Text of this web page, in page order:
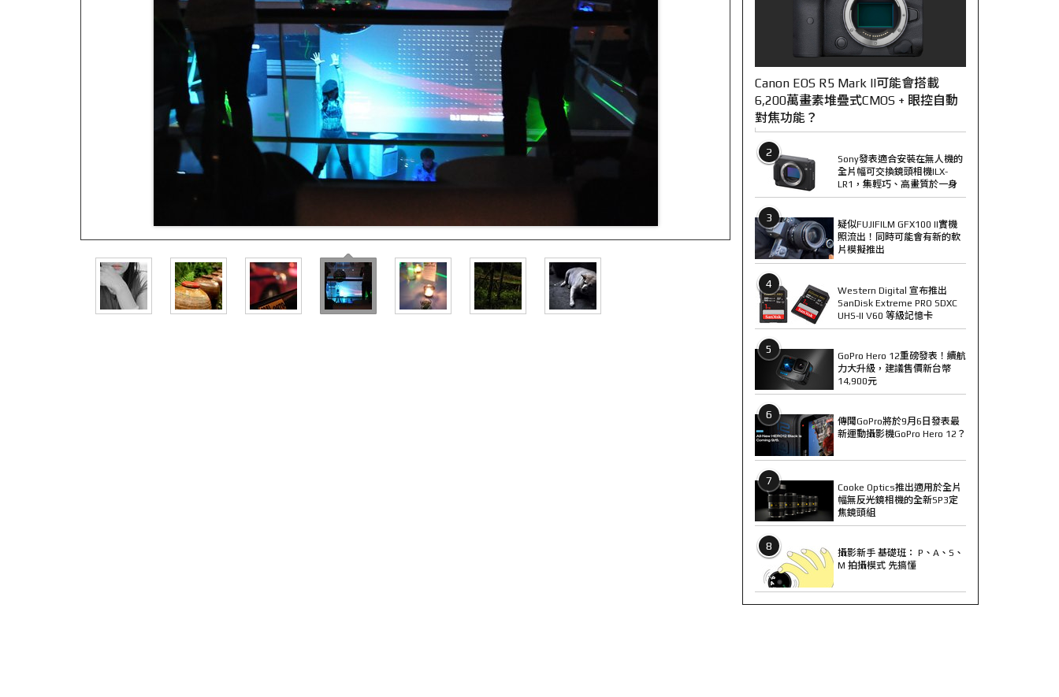
Canon EOS R5 Mark II可能會搭載
6,200萬畫素堆疊式CMOS + 眼控自動
對焦功能？
2
Sony發表適合安裝在無人機的
全片幅可交換鏡頭相機ILX-
LR1，集輕巧、高畫質於一身
3
疑似FUJIFILM GFX100 II實機
照流出！同時可能會有新的軟
片模擬推出
4
Western Digital 宣布推出
SanDisk Extreme PRO SDXC
UHS-II V60 等級記憶卡
5
GoPro Hero 12重磅發表！續航
力大升級，建議售價新台幣
14,900元
6
傳聞GoPro將於9月6日發表最
新運動攝影機GoPro Hero 12？
7
Cooke Optics推出適用於全片
幅無反光鏡相機的全新SP3定
焦鏡頭組
8
攝影新手 基礎班： P、A、S、
M 拍攝模式 先搞懂